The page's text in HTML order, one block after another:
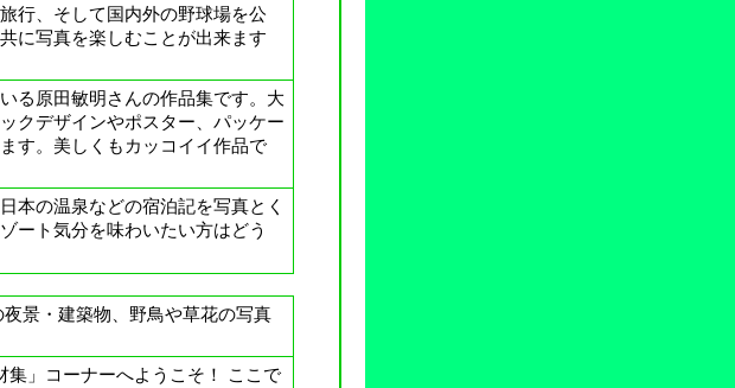
行、そして国内外の野球場を公
に写真を楽しむことが出来ます
る原田敏明さんの作品集です。大
クデザインやポスター、パッケー
す。美しくもカッコイイ作品で
本の温泉などの宿泊記を写真とく
ート気分を味わいたい方はどう
景・建築物、野鳥や草花の写真
集」コーナーへようこそ！ ここで